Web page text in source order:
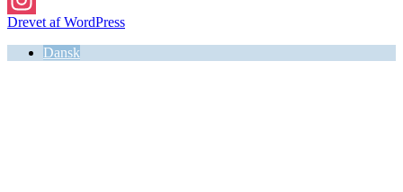
Instagram
Drevet af WordPress
Dansk